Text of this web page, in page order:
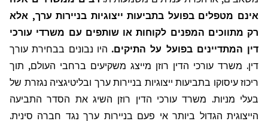
אינם מטפלים בפועל בתביעות ייצוגיות בניירות ערך, אלא
רק מתווכים המפנים לקוחות או שותפים עם משרדי עורכי
דין המתדיינים בפועל על התיקים. היו נבונים בבחירת עורך
דין. משרד עורכי הדין רוזן מייצג משקיעים ברחבי העולם, תוך
ריכוז עיסוקו בתביעות ייצוגיות בניירות ערך ובליטיגציה נגזרת של
בעלי מניות. משרד עורכי הדין רוזן השיג את הסדר התביעה
הייצוגית הגדול ביותר אי פעם בניירות ערך נגד חברה סינית.